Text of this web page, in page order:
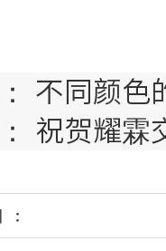
不同颜色
祝贺耀霖